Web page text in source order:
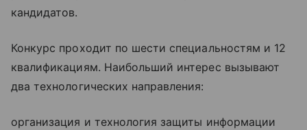
кандидатов.
Конкурс проходит по шести специальностям и 12
квалификациям. Наибольший интерес вызывают
два технологических направления:
организация и технология защиты информации